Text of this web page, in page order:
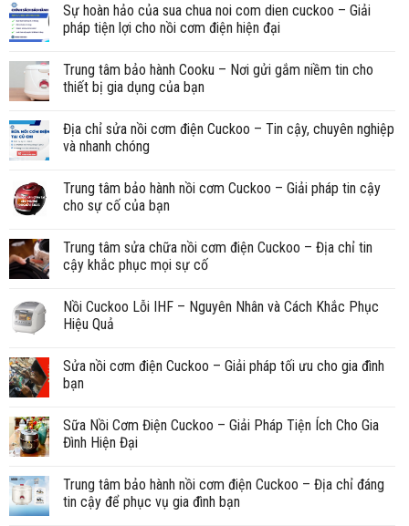
Sự hoàn hảo của sua chua noi com dien cuckoo – Giải
pháp tiện lợi cho nồi cơm điện hiện đại
Trung tâm bảo hành Cooku – Nơi gửi gắm niềm tin cho
thiết bị gia dụng của bạn
Địa chỉ sửa nồi cơm điện Cuckoo – Tin cậy, chuyên nghiệp
và nhanh chóng
Trung tâm bảo hành nồi cơm Cuckoo – Giải pháp tin cậy
cho sự cố của bạn
Trung tâm sửa chữa nồi cơm điện Cuckoo – Địa chỉ tin
cậy khắc phục mọi sự cố
Nồi Cuckoo Lỗi IHF – Nguyên Nhân và Cách Khắc Phục
Hiệu Quả
Sửa nồi cơm điện Cuckoo – Giải pháp tối ưu cho gia đình
bạn
Sữa Nồi Cơm Điện Cuckoo – Giải Pháp Tiện Ích Cho Gia
Đình Hiện Đại
Trung tâm bảo hành nồi cơm điện Cuckoo – Địa chỉ đáng
tin cậy để phục vụ gia đình bạn